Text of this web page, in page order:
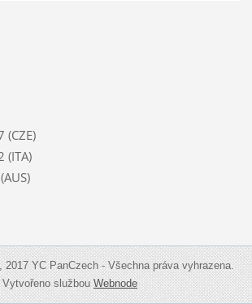
(ITA)
YC PanCzech - Všechna práva vyhrazena.
Vytvořeno službouWebnode